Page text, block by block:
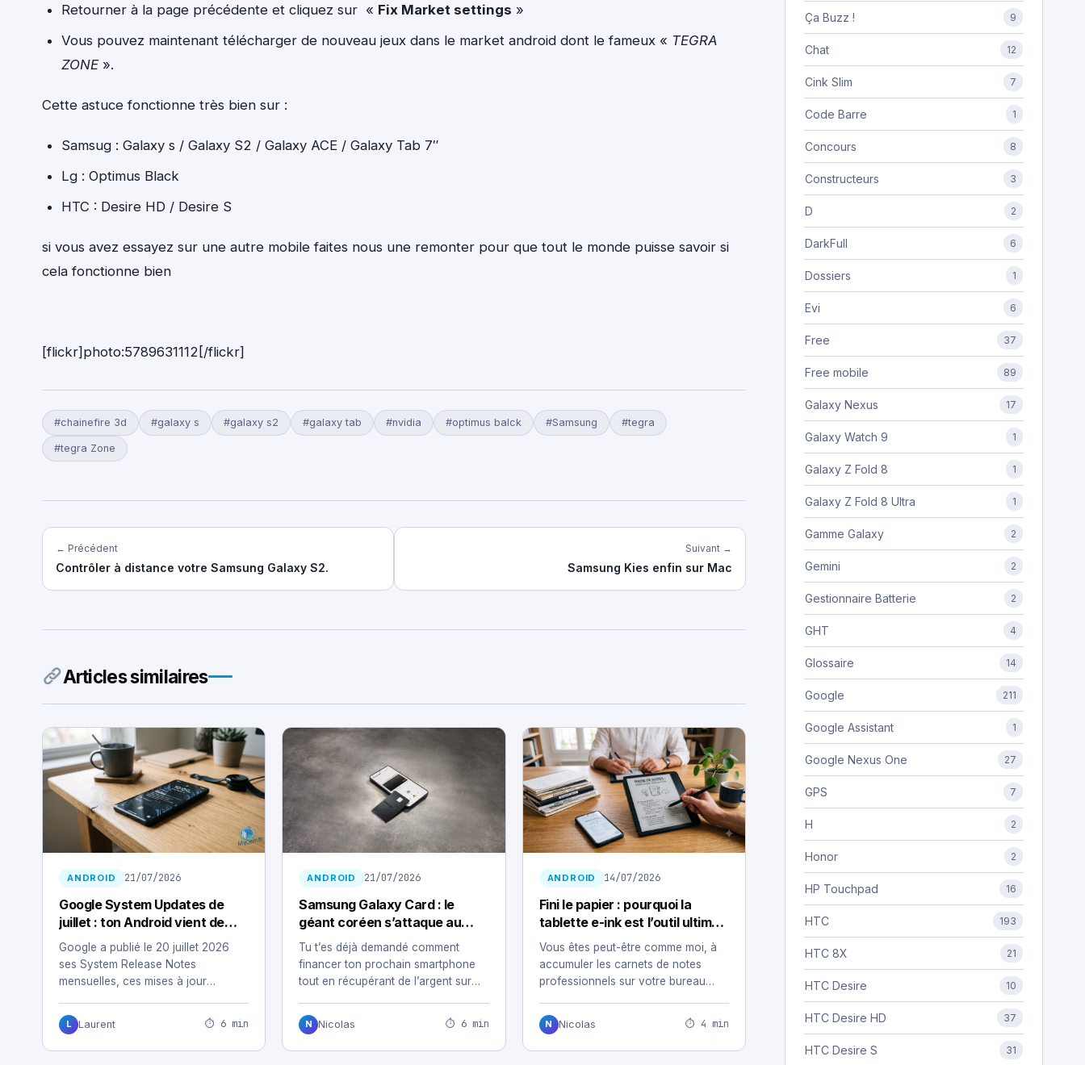
Retourner à la page précédente et cliquez sur « Fix Market settings »
Vous pouvez maintenant télécharger de nouveau jeux dans le market android dont le fameux « TEGRA
ZONE ».
Cette astuce fonctionne très bien sur :
Samsug : Galaxy s / Galaxy S2 / Galaxy ACE / Galaxy Tab 7″
Lg : Optimus Black
HTC : Desire HD / Desire S
si vous avez essayez sur une autre mobile faites nous une remonter pour que tout le monde puisse savoir si
cela fonctionne bien
[flickr]photo:5789631112[/flickr]
#chainefire 3d #galaxy s #galaxy s2 #galaxy tab #nvidia #optimus balck #Samsung #tegra
#tegra Zone
← Précédent
Contrôler à distance votre Samsung Galaxy S2.
Suivant →
Samsung Kies enfin sur Mac
Articles similaires
ANDROID 21/07/2026
Google System Updates de
juillet : ton Android vient de
changer sans te demander ton
avis
Google a publié le 20 juillet 2026
ses System Release Notes
mensuelles, ces mises à jour
L Laurent ⏱ 6 min
ANDROID 21/07/2026
Samsung Galaxy Card : le
géant coréen s’attaque au
secteur bancaire
Tu t’es déjà demandé comment
financer ton prochain smartphone
tout en récupérant de l’argent sur
N Nicolas ⏱ 6 min
ANDROID 14/07/2026
Fini le papier : pourquoi la
tablette e-ink est l’outil ultime
des professionnels nomades
Vous êtes peut-être comme moi, à
accumuler les carnets de notes
professionnels sur votre bureau
N Nicolas ⏱ 4 min
Ça Buzz ! 9
Chat 12
Cink Slim 7
Code Barre 1
Concours 8
Constructeurs 3
D 2
DarkFull 6
Dossiers 1
Evi 6
Free 37
Free mobile 89
Galaxy Nexus 17
Galaxy Watch 9 1
Galaxy Z Fold 8 1
Galaxy Z Fold 8 Ultra 1
Gamme Galaxy 2
Gemini 2
Gestionnaire Batterie 2
GHT 4
Glossaire 14
Google 211
Google Assistant 1
Google Nexus One 27
GPS 7
H 2
Honor 2
HP Touchpad 16
HTC 193
HTC 8X 21
HTC Desire 10
HTC Desire HD 37
HTC Desire S 31